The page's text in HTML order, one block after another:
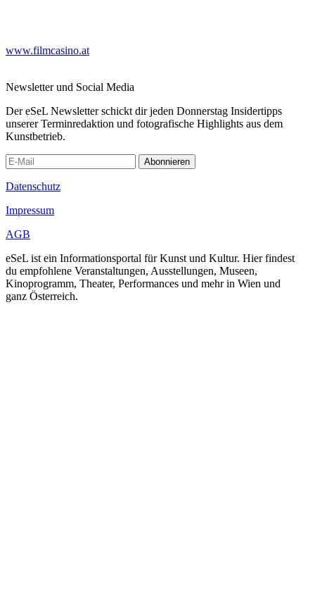
www.filmcasino.at
Newsletter und Social Media
Der eSeL Newsletter schickt dir jeden Donnerstag Insidertipps
unserer Terminredaktion und fotografische Highlights aus dem
Kunstbetrieb.
Abonnieren
Datenschutz
Impressum
AGB
eSeL ist ein Informationsportal für Kunst und Kultur. Hier findest
du empfohlene Veranstaltungen, Ausstellungen, Museen,
Kinoprogramm, Theater, Performances und mehr in Wien und
ganz Österreich.